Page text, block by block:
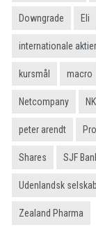
Downgrade Eli
internationale aktier
kursmål macro
Netcompany
peter arendt
Shares SJF
Udenlandsk selskab
Zealand Pharma